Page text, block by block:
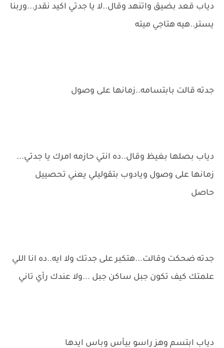
دياب قعد بضيق واتنهد وقال..لا يا جدتي اكيد نقدر...وربنا
يستر..هيه هتاجي ميته
جدته قالت بابتسامه..زمانها على وصول
دياب بصلها بغيظ وقال..ده انتي حازمه امرك يا جدتي...
زمانها على وصول ويادوب بتقوليلي يعني تحصييل
حاصل
جدته ضحكت وقالت...هتكبر على جدتك ولا ايه..ده انا اللي
علمتك كيف تكون جبل ساكن جبل ...ولا عندك رأي تاني
دياب ابتسم وهز راسو بيأس وباس ايدها